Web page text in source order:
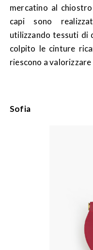
mercatino al
capi sono
utilizzando tessuti di
colpito le cinture
riescono a valorizzare
Sofia